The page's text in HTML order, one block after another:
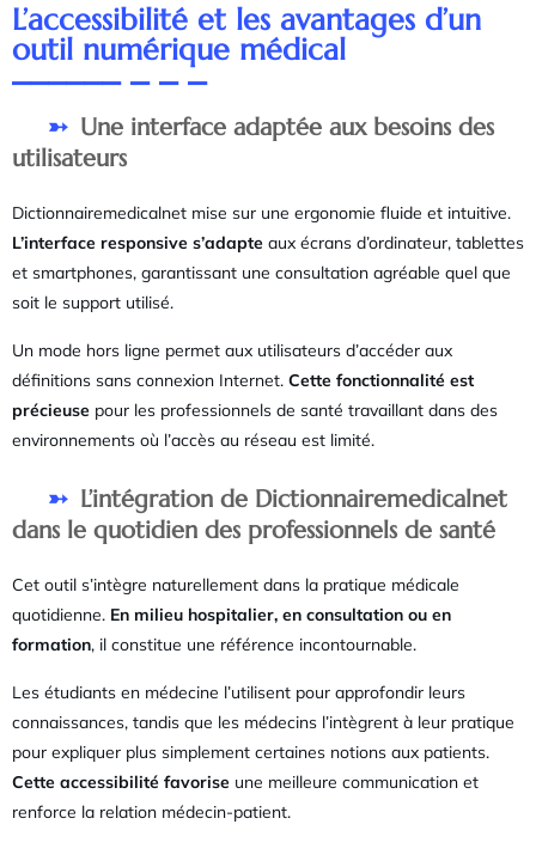
L’accessibilité et les avantages d’un
outil numérique médical
Une interface adaptée aux besoins des
utilisateurs
Dictionnairemedicalnet mise sur une ergonomie fluide et intuitive.
L’interface responsive s’adapte aux écrans d’ordinateur, tablettes
et smartphones, garantissant une consultation agréable quel que
soit le support utilisé.
Un mode hors ligne permet aux utilisateurs d’accéder aux
définitions sans connexion Internet. Cette fonctionnalité est
précieuse pour les professionnels de santé travaillant dans des
environnements où l’accès au réseau est limité.
L’intégration de Dictionnairemedicalnet
dans le quotidien des professionnels de santé
Cet outil s’intègre naturellement dans la pratique médicale
quotidienne. En milieu hospitalier, en consultation ou en
formation, il constitue une référence incontournable.
Les étudiants en médecine l’utilisent pour approfondir leurs
connaissances, tandis que les médecins l’intègrent à leur pratique
pour expliquer plus simplement certaines notions aux patients.
Cette accessibilité favorise une meilleure communication et
renforce la relation médecin-patient.